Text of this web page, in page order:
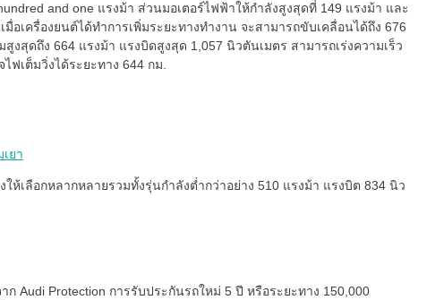
and one แรงม้า ส่วนมอเตอร์ไฟฟ้าให้กำลังสูงสุดที่ 149 แรงม้า และ
เครื่องยนต์ได้ทำการเพิ่มระยะทางทำงาน จะสามารถขับเคลื่อนได้ถึง 676
สุดถึง 664 แรงม้า แรงบิดสูงสุด 1,057 นิวตันเมตร สามารถเร่งความเร็ว
ฟเต็มวิ่งได้ระยะทาง 644 กม.
ยา
ห้เลือกหลากหลายรวมทั้งรุ่นกำลังต่ำกว่าอย่าง 510 แรงม้า แรงบิต 834 นิว
Audi Protection การรับประกันรถใหม่ 5 ปี หรือระยะทาง 150,000